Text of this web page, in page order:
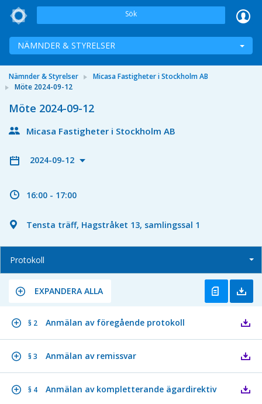
Sök
NÄMNDER & STYRELSER
Nämnder & Styrelser
Micasa Fastigheter i Stockholm AB
Möte 2024-09-12
Möte 2024-09-12
Micasa Fastigheter i Stockholm AB
2024-09-12
16:00 - 17:00
Tensta träff, Hagstråket 13, samlingssal 1
Protokoll
EXPANDERA ALLA
§ 2 Anmälan av föregående protokoll
§ 3 Anmälan av remissvar
§ 4 Anmälan av kompletterande ägardirektiv